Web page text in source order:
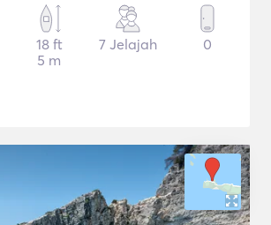
18 ft
5 m
7 Jelajah 0